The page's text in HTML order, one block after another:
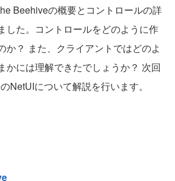
Beehiveの概要とコントロールの詳
した。コントロールをどのように作
か？ また、クライアントではどのよ
かには理解できたでしょうか？ 次回
NetUIについて解説を行います。